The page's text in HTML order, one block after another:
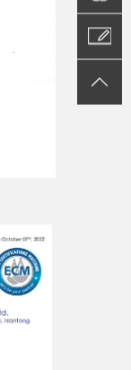
联系我们
返回顶部